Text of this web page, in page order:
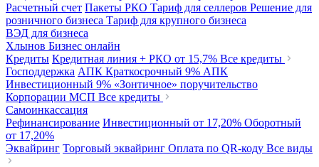
Расчетный счет Пакеты РКО Тариф для селлеров Решение для
розничного бизнеса Тариф для крупного бизнеса
ВЭД для бизнеса
Хлынов Бизнес онлайн
Кредиты Кредитная линия + РКО от 15,7% Все кредиты
Господдержка АПК Краткосрочный 9% АПК
Инвестиционный 9% «Зонтичное» поручительство
Корпорации МСП Все кредиты
Самоинкассация
Рефинансирование Инвестиционный от 17,20% Оборотный
от 17,20%
Эквайринг Торговый эквайринг Оплата по QR-коду Все виды